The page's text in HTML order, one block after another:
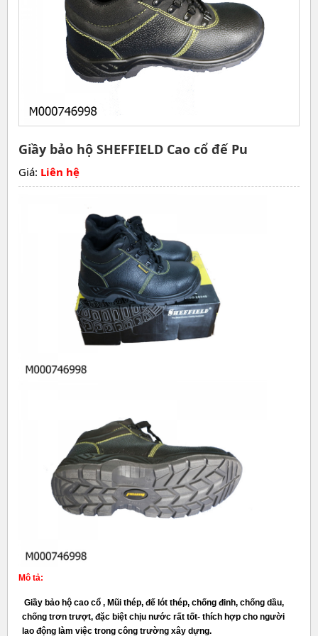
Giầy bảo hộ SHEFFIELD Cao cổ đế Pu
Giá: Liên hệ
Mô tả:
Giầy bảo hộ cao cổ , Mũi thép, đế lót thép, chống đinh, chống dầu,
chống trơn trượt, đặc biệt chịu nước rất tốt- thích hợp cho người
lao động làm việc trong công trường xây dựng.